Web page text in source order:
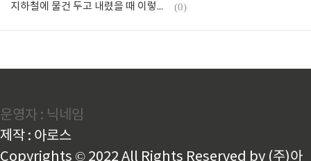
지하철에 물건 두고 내렸을 때 이렇게 하세요 (0)
운영자 : 닉네임
제작 : 아로스
Copyrights © 2022 All Rights Reserved by (주)아